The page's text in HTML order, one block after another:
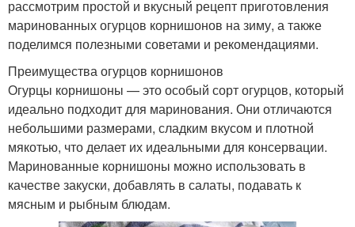
рассмотрим простой и вкусный рецепт приготовления
маринованных огурцов корнишонов на зиму, а также
поделимся полезными советами и рекомендациями.
Преимущества огурцов корнишонов
Огурцы корнишоны — это особый сорт огурцов, который
идеально подходит для маринования. Они отличаются
небольшими размерами, сладким вкусом и плотной
мякотью, что делает их идеальными для консервации.
Маринованные корнишоны можно использовать в
качестве закуски, добавлять в салаты, подавать к
мясным и рыбным блюдам.